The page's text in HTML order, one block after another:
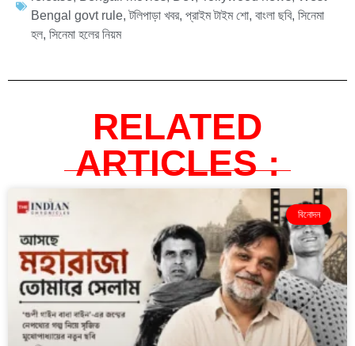
Bengal govt rule,টলিপাড়া খবর, প্রাইম টাইম শো, বাংলা ছবি, সিনেমা
হল, সিনেমা হলের নিয়ম
RELATED
ARTICLES :
বিনোদন